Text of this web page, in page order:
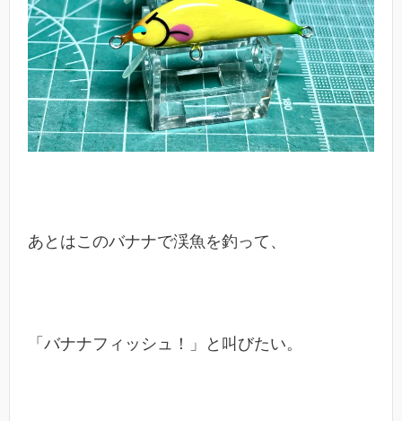
あとはこのバナナで渓魚を釣って、
「バナナフィッシュ！」と叫びたい。